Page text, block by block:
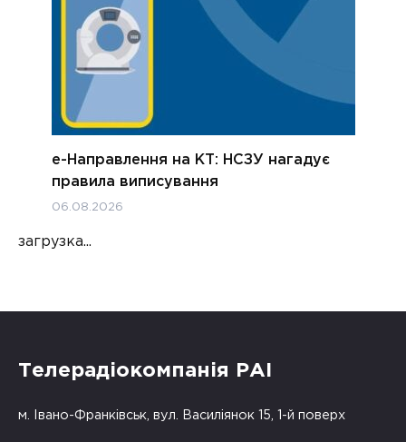
е-Направлення на КТ: НСЗУ нагадує
правила виписування
06.08.2026
загрузка...
Телерадіокомпанія РАІ
м. Івано-Франківськ, вул. Василіянок 15, 1-й поверх